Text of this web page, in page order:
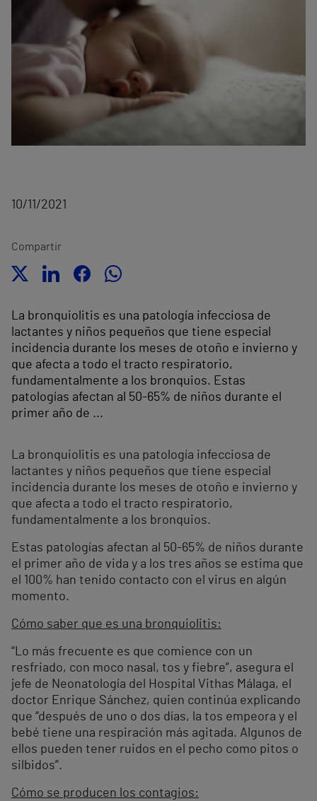
10/11/2021
Compartir
La bronquiolitis es una patología infecciosa de
lactantes y niños pequeños que tiene especial
incidencia durante los meses de otoño e invierno y
que afecta a todo el tracto respiratorio,
fundamentalmente a los bronquios. Estas
patologías afectan al 50-65% de niños durante el
primer año de ...
La bronquiolitis es una patología infecciosa de
lactantes y niños pequeños que tiene especial
incidencia durante los meses de otoño e invierno y
que afecta a todo el tracto respiratorio,
fundamentalmente a los bronquios.
Estas patologías afectan al 50-65% de niños durante
el primer año de vida y a los tres años se estima que
el 100% han tenido contacto con el virus en algún
momento.
Cómo saber que es una bronquiolitis:
“Lo más frecuente es que comience con un
resfriado, con moco nasal, tos y fiebre”, asegura el
jefe de Neonatología del Hospital Vithas Málaga, el
doctor Enrique Sánchez, quien continúa explicando
que “después de uno o dos días, la tos empeora y el
bebé tiene una respiración más agitada. Algunos de
ellos pueden tener ruidos en el pecho como pitos o
silbidos”.
Cómo se producen los contagios: